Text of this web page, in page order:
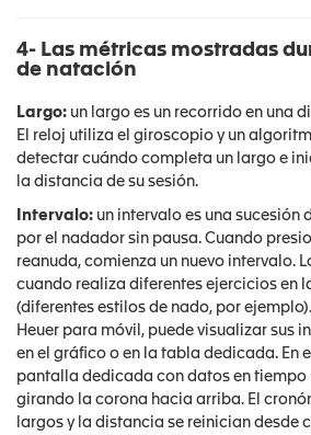
4- Las métricas mostradas
de natación
Largo: un largo es un recorrido en una
El reloj utiliza el giroscopio y un
detectar cuándo completa un largo e
la distancia de su sesión.
Intervalo: un intervalo es una
por el nadador sin pausa. Cuando
reanuda, comienza un nuevo intervalo.
cuando realiza diferentes ejercicios en
(diferentes estilos de nado, por
Heuer para móvil, puede visualizar sus
en el gráfico o en la tabla dedicada. En
pantalla dedicada con datos en tiempo
girando la corona hacia arriba. El
largos y la distancia se reinician desde